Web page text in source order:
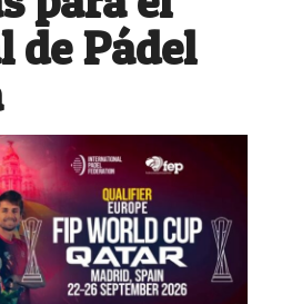
Pádel